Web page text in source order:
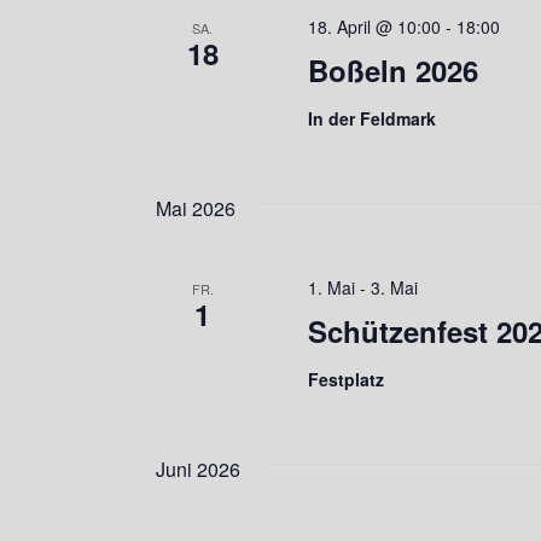
SA.
18 Boßeln 2026
18. April @ 10:00 - 18:00
In der Feldmark
Mai 2026
FR.
1 Schützenfest
1. Mai- 3. Mai
Festplatz
Juni 2026